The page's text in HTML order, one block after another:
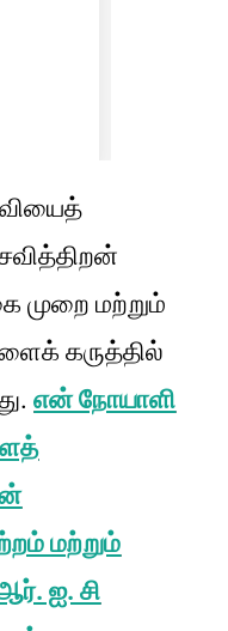
முறை மற்றும்
கருத்தில்
என் நோயாளி
மற்றும்
ஐ. சி